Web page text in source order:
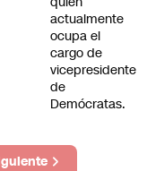
actualmente
ocupa el
cargo de
vicepresidente
de
Demócratas.